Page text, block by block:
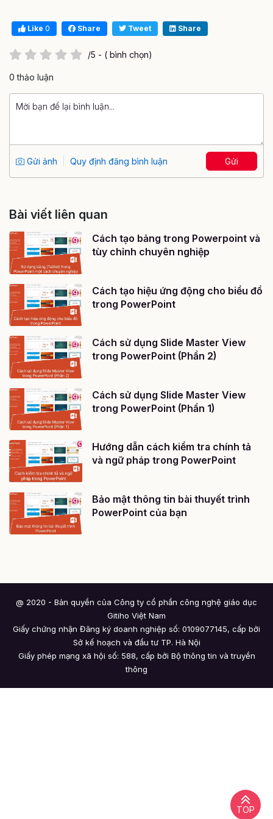
Like 0 Share Tweet Share
/5 - ( bình chọn)
0 thảo luận
Gửi ảnh Quy định đăng bình luận Gửi
Bài viết liên quan
Cách tạo bảng trong Powerpoint và
tùy chỉnh chuyên nghiệp
Cách tạo hiệu ứng động cho biểu đồ
trong PowerPoint
Cách sử dụng Slide Master View
trong PowerPoint (Phần 2)
Cách sử dụng Slide Master View
trong PowerPoint (Phần 1)
Hướng dẫn cách kiểm tra chính tả
và ngữ pháp trong PowerPoint
Bảo mật thông tin bài thuyết trình
PowerPoint của bạn
TOP
@ 2020 - Bản quyền của Công ty cổ phần công nghệ giáo dục
Gitiho Việt Nam
Giấy chứng nhận Đăng ký doanh nghiệp số: 0109077145, cấp bởi
Sở kế hoạch và đầu tư TP. Hà Nội
Giấy phép mạng xã hội số: 588, cấp bởi Bộ thông tin và truyền
thông